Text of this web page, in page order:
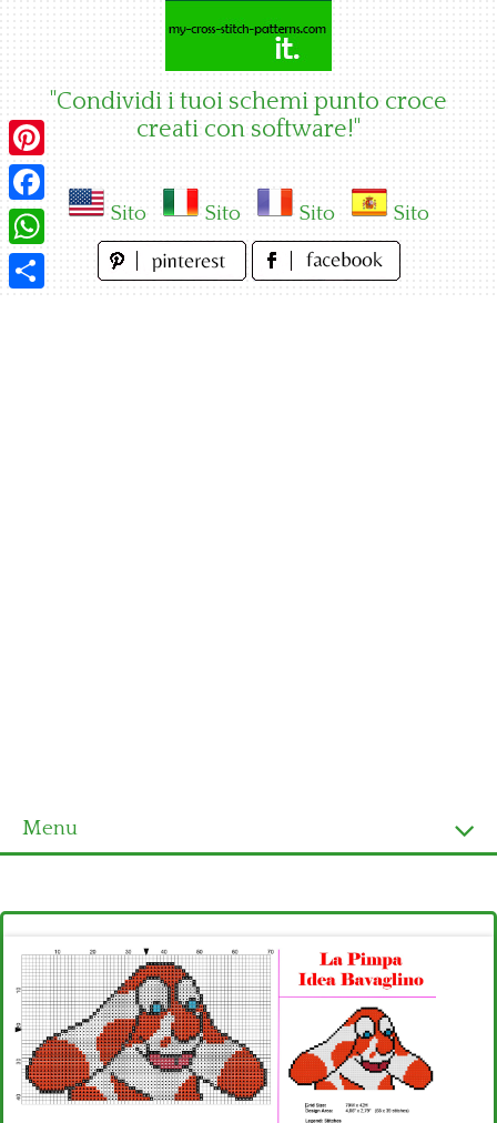
"Condividi i tuoi schemi punto croce
creati con software!"
Sito Sito Sito Sito
Menu
Ultimi schemi
Alfabeto
Bambini
Disney
Thun
Pinterest
Facebook
WhatsApp